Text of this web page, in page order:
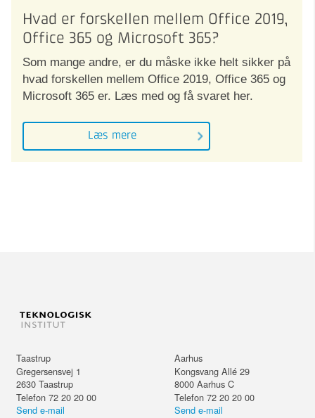
Hvad er forskellen mellem Office 2019,
Office 365 og Microsoft 365?
Som mange andre, er du måske ikke helt sikker på
hvad forskellen mellem Office 2019, Office 365 og
Microsoft 365 er. Læs med og få svaret her.
Læs mere
Taastrup
Gregersensvej 1
2630 Taastrup
Telefon 72 20 20 00
Send e-mail
Aarhus
Kongsvang Allé 29
8000 Aarhus C
Telefon 72 20 20 00
Send e-mail